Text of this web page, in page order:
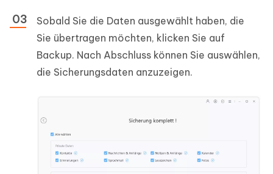
Sobald Sie die Daten ausgewählt haben, die
Sie übertragen möchten, klicken Sie auf
Backup. Nach Abschluss können Sie auswählen,
die Sicherungsdaten anzuzeigen.